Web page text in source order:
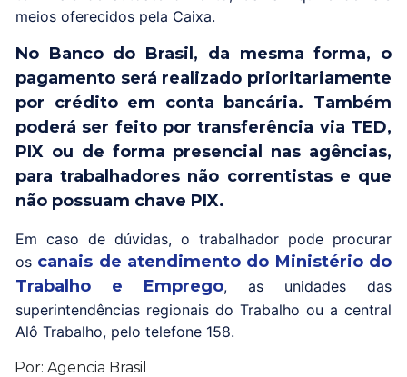
meios oferecidos pela Caixa.
No Banco do Brasil, da mesma forma, o
pagamento será realizado prioritariamente
por crédito em conta bancária. Também
poderá ser feito por transferência via TED,
PIX ou de forma presencial nas agências,
para trabalhadores não correntistas e que
não possuam chave PIX.
Em caso de dúvidas, o trabalhador pode procurar
os canais de atendimento do Ministério do
Trabalho e Emprego, as unidades das
superintendências regionais do Trabalho ou a central
Alô Trabalho, pelo telefone 158.
Por: Agencia Brasil